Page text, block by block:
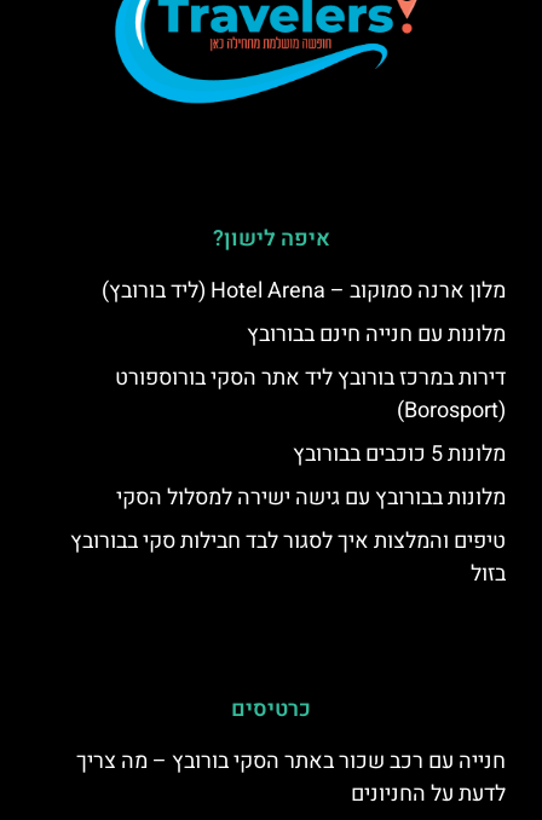
איפה לישון?
מלון ארנה סמוקוב – Hotel Arena (ליד בורובץ)
מלונות עם חנייה חינם בבורובץ
דירות במרכז בורובץ ליד אתר הסקי בורוספורט
(Borosport)
מלונות 5 כוכבים בבורובץ
מלונות בבורובץ עם גישה ישירה למסלול הסקי
טיפים והמלצות איך לסגור לבד חבילות סקי בבורובץ
בזול
כרטיסים
חנייה עם רכב שכור באתר הסקי בורובץ – מה צריך
לדעת על החניונים